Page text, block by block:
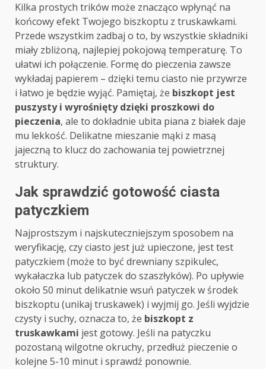
Kilka prostych trików może znacząco wpłynąć na
końcowy efekt Twojego biszkoptu z truskawkami.
Przede wszystkim zadbaj o to, by wszystkie składniki
miały zbliżoną, najlepiej pokojową temperaturę. To
ułatwi ich połączenie. Formę do pieczenia zawsze
wykładaj papierem – dzięki temu ciasto nie przywrze
i łatwo je będzie wyjąć. Pamiętaj, że biszkopt jest
puszysty i wyrośnięty dzięki proszkowi do
pieczenia, ale to dokładnie ubita piana z białek daje
mu lekkość. Delikatne mieszanie mąki z masą
jajeczną to klucz do zachowania tej powietrznej
struktury.
Jak sprawdzić gotowość ciasta
patyczkiem
Najprostszym i najskuteczniejszym sposobem na
weryfikację, czy ciasto jest już upieczone, jest test
patyczkiem (może to być drewniany szpikulec,
wykałaczka lub patyczek do szaszłyków). Po upływie
około 50 minut delikatnie wsuń patyczek w środek
biszkoptu (unikaj truskawek) i wyjmij go. Jeśli wyjdzie
czysty i suchy, oznacza to, że biszkopt z
truskawkami jest gotowy. Jeśli na patyczku
pozostaną wilgotne okruchy, przedłuż pieczenie o
kolejne 5-10 minut i sprawdź ponownie.